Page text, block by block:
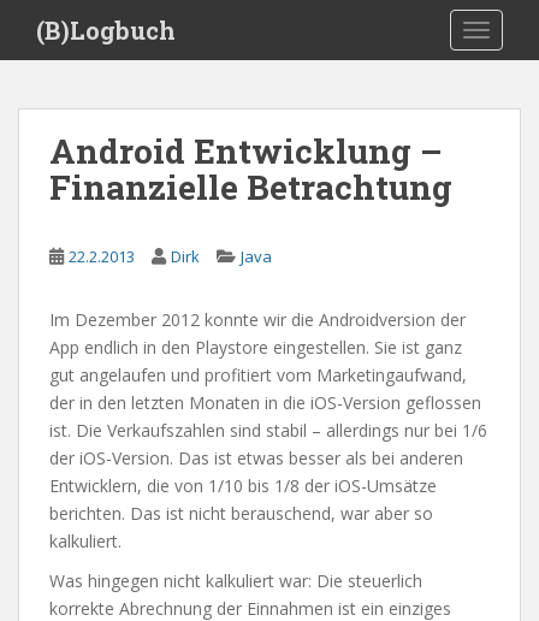
i
(B)Logbuch
Android Entwicklung –
Finanzielle Betrachtung
22.2.2013 Dirk Java
Im Dezember 2012 konnte wir die Androidversion der
App endlich in den Playstore eingestellen. Sie ist ganz
gut angelaufen und profitiert vom Marketingaufwand,
der in den letzten Monaten in die iOS-Version geflossen
ist. Die Verkaufszahlen sind stabil – allerdings nur bei 1/6
der iOS-Version. Das ist etwas besser als bei anderen
Entwicklern, die von 1/10 bis 1/8 der iOS-Umsätze
berichten. Das ist nicht berauschend, war aber so
kalkuliert.
Was hingegen nicht kalkuliert war: Die steuerlich
korrekte Abrechnung der Einnahmen ist ein einziges